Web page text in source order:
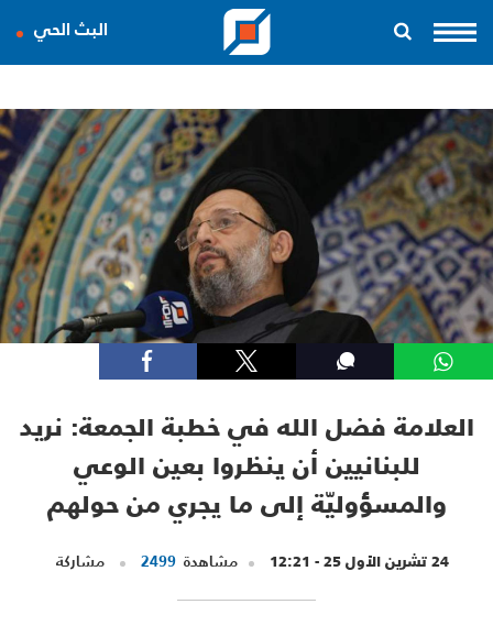
البث الحي
العلامة فضل الله في خطبة الجمعة: نريد
للبنانيين أن ينظروا بعين الوعي
والمسؤوليّة إلى ما يجري من حولهم
24 تشرين الأول 25 - 12:21 مشاهدة 2499 مشاركة